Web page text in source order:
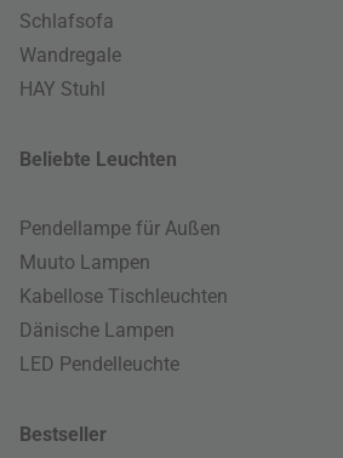
Schlafsofa
Wandregale
HAY Stuhl
Beliebte Leuchten
Pendellampe für Außen
Muuto Lampen
Kabellose Tischleuchten
Dänische Lampen
LED Pendelleuchte
Bestseller